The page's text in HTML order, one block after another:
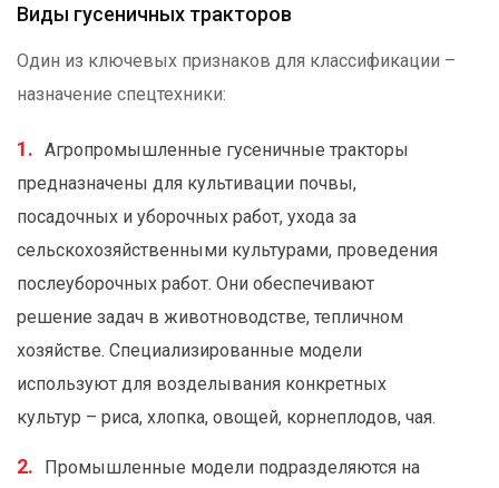
Виды гусеничных тракторов
Один из ключевых признаков для классификации –
назначение спецтехники:
Агропромышленные гусеничные тракторы
предназначены для культивации почвы,
посадочных и уборочных работ, ухода за
сельскохозяйственными культурами, проведения
послеуборочных работ. Они обеспечивают
решение задач в животноводстве, тепличном
хозяйстве. Специализированные модели
используют для возделывания конкретных
культур – риса, хлопка, овощей, корнеплодов, чая.
Промышленные модели подразделяются на